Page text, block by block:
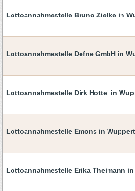
Lottoannahmestelle Bruno Zielke in
Lottoannahmestelle Defne GmbH in
Lottoannahmestelle Dirk Hottel in
Lottoannahmestelle Emons in
Lottoannahmestelle Erika Theimann in